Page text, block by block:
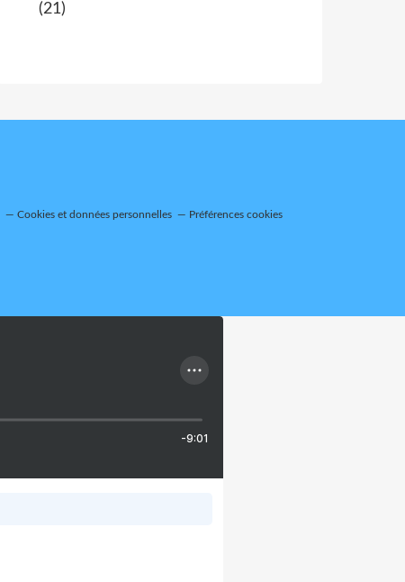
(21)
Cookies et données personnelles Préférences cookies
-9:01